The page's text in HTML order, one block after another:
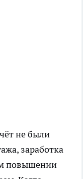
не были
заработка
повышении